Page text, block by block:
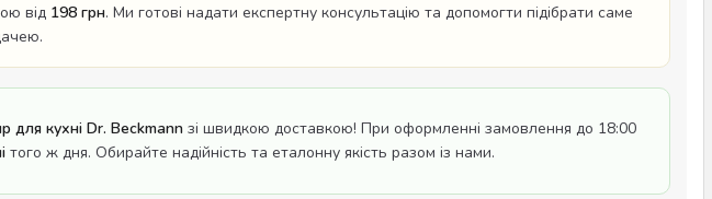
від 198 грн. Ми готові надати експертну консультацію та допомогти підібрати саме
кухні Dr. Beckmann зі швидкою доставкою! При оформленні замовлення до 18:00
того ж дня. Обирайте надійність та еталонну якість разом із нами.